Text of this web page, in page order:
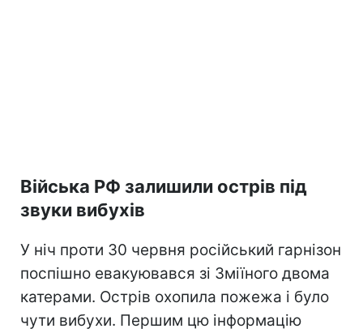
Війська РФ залишили острів під
звуки вибухів
У ніч проти 30 червня російський гарнізон
поспішно евакуювався зі Зміїного двома
катерами. Острів охопила пожежа і було
чути вибухи. Першим цю інформацію